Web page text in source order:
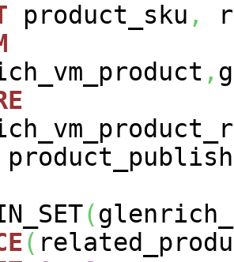
product_sku ,
,
product_publish
(
(